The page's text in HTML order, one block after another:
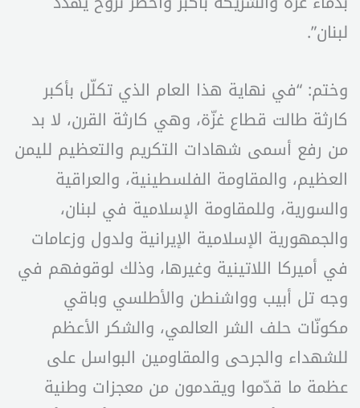
لبنان”.
وختم: “في نهاية هذا العام الذي تكلّل بأكبر
كارثة طالت قطاع غزّة، وهي كارثة القرن، لا بد
من رفع أسمى شهادات التكريم والتعظيم لليمن
العظيم، والمقاومة الفلسطينية، والعراقية
والسورية، وللمقاومة الإسلامية في لبنان،
والجمهورية الإسلامية الإيرانية ولدول وزعامات
في أميركا اللاتينية وغيرها، وذلك لوقوفهم في
وجه تل أبيب وواشنطن والأطلسي وباقي
مكونّات حلف الشر العالمي، والشكر الأعظم
للشهداء والجرحى والمقاومين البواسل على
عظمة ما قدّموا ويقدمون من معجزات وطنية